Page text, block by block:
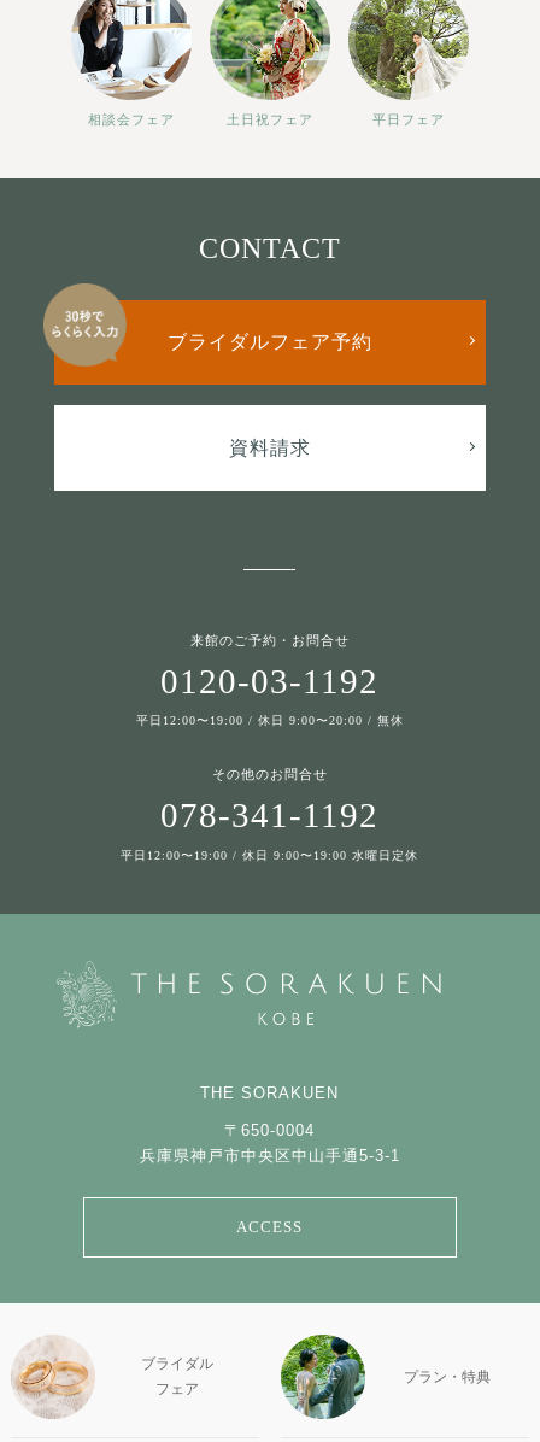
相談会フェア 土日祝フェア 平日フェア
CONTACT
ブライダルフェア予約
資料請求
来館のご予約・お問合せ
0120-03-1192
平日12:00〜19:00 / 休日 9:00〜20:00 / 無休
その他のお問合せ
078-341-1192
平日12:00〜19:00 / 休日 9:00〜19:00 水曜日定休
THE SORAKUEN
〒650-0004
兵庫県神戸市中央区中山手通5-3-1
ACCESS
ブライダル
フェア
プラン・特典